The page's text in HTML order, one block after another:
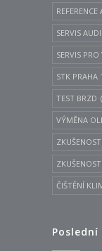
SERVIS AUDI
SERVIS
STK PRAHA
TEST BRZD
VÝMĚNA
ČIŠTĚNÍ